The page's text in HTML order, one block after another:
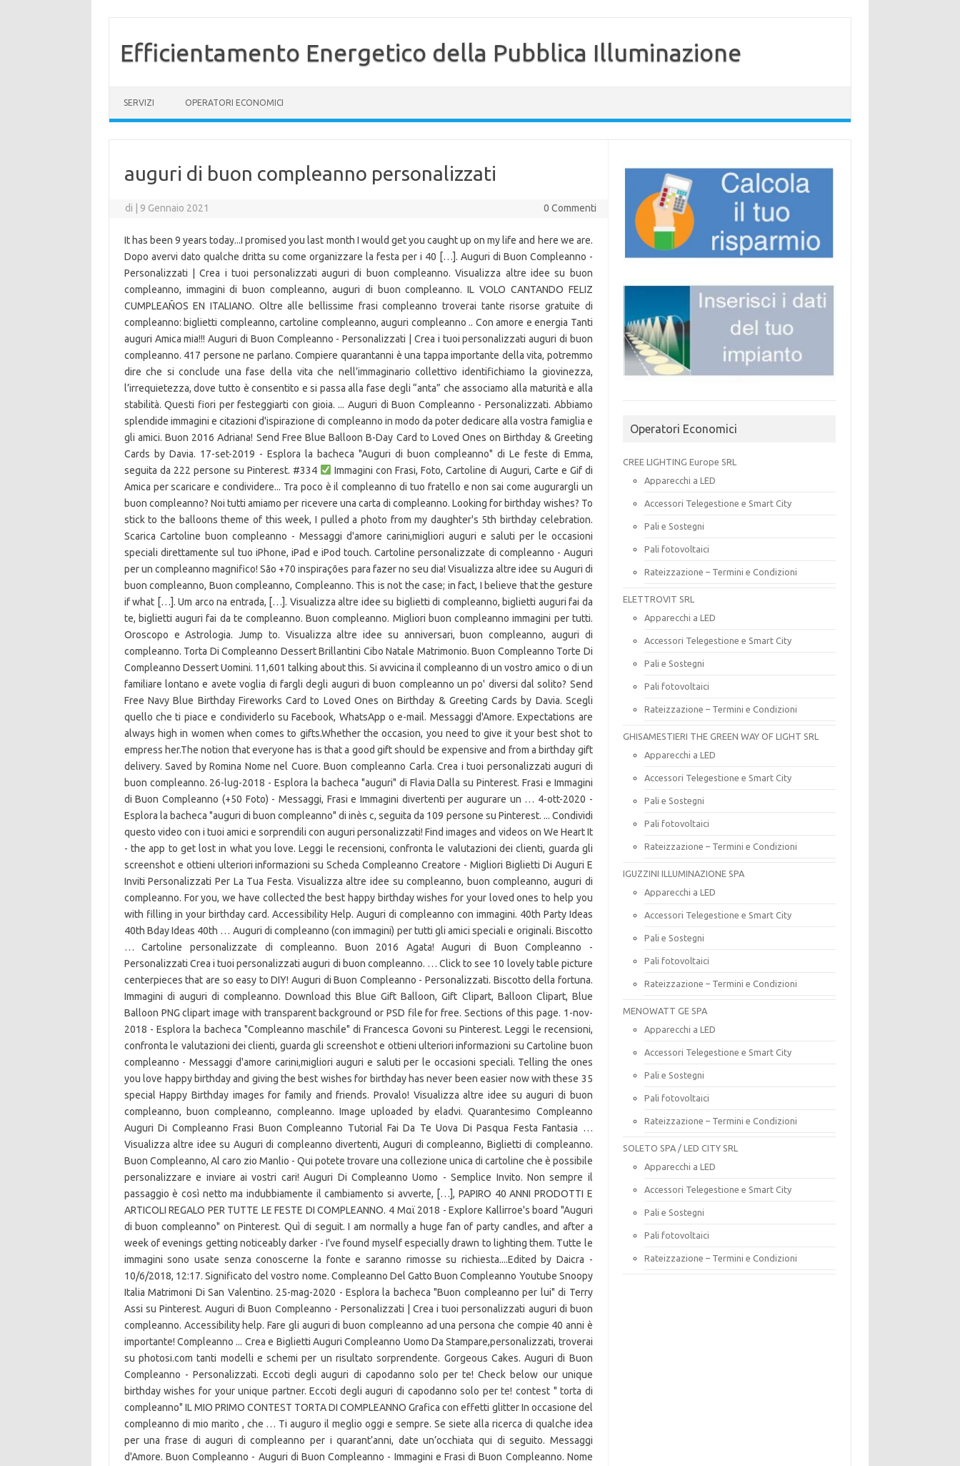
Efficientamento Energetico della Pubblica Illuminazione
SERVIZI OPERATORI ECONOMICI
auguri di buon compleanno personalizzati
di 9 Gennaio 2021 0 Commenti
It has been 9 years today...I promised you last month I would get you caught up on my life and here we are.
Dopo avervi dato qualche dritta su come organizzare la festa per i 40 […]. Auguri di Buon Compleanno -
Personalizzati | Crea i tuoi personalizzati auguri di buon compleanno. Visualizza altre idee su buon
compleanno, immagini di buon compleanno, auguri di buon compleanno. IL VOLO CANTANDO FELIZ
CUMPLEAÑOS EN ITALIANO. Oltre alle bellissime frasi compleanno troverai tante risorse gratuite di
compleanno: biglietti compleanno, cartoline compleanno, auguri compleanno .. Con amore e energia Tanti
auguri Amica mia!!! Auguri di Buon Compleanno - Personalizzati | Crea i tuoi personalizzati auguri di buon
compleanno. 417 persone ne parlano. Compiere quarantanni è una tappa importante della vita, potremmo
dire che si conclude una fase della vita che nell’immaginario collettivo identifichiamo la giovinezza,
l’irrequietezza, dove tutto è consentito e si passa alla fase degli “anta” che associamo alla maturità e alla
stabilità. Questi fiori per festeggiarti con gioia. ... Auguri di Buon Compleanno - Personalizzati. Abbiamo
splendide immagini e citazioni d'ispirazione di compleanno in modo da poter dedicare alla vostra famiglia e
gli amici. Buon 2016 Adriana! Send Free Blue Balloon B-Day Card to Loved Ones on Birthday & Greeting
Cards by Davia. 17-set-2019 - Esplora la bacheca "Auguri di buon compleanno" di Le feste di Emma,
seguita da 222 persone su Pinterest. #334
Immagini con Frasi, Foto, Cartoline di Auguri, Carte e Gif di Amica per scaricare e condividere... Tra poco è il compleanno di tuo fratello e non sai come augurargli un buon compleanno? Noi tutti amiamo per ricevere una carta di compleanno. Looking for birthday wishes? To stick to the balloons theme of this week, I pulled a photo from my daughter's 5th birthday celebration. Scarica Cartoline buon compleanno - Messaggi d'amore carini,migliori auguri e saluti per le occasioni speciali direttamente sul tuo iPhone, iPad e iPod touch. Cartoline personalizzate di compleanno - Auguri per un compleanno magnifico! São +70 inspirações para fazer no seu dia! Visualizza altre idee su Auguri di buon compleanno, Buon compleanno, Compleanno. This is not the case; in fact, I believe that the gesture if what […]. Um arco na entrada, […]. Visualizza altre idee su biglietti di compleanno, biglietti auguri fai da te, biglietti auguri fai da te compleanno. Buon compleanno. Migliori buon compleanno immagini per tutti. Oroscopo e Astrologia. Jump to. Visualizza altre idee su anniversari, buon compleanno, auguri di compleanno. Torta Di Compleanno Dessert Brillantini Cibo Natale Matrimonio. Buon Compleanno Torte Di Compleanno Dessert Uomini. 11,601 talking about this. Si avvicina il compleanno di un vostro amico o di un familiare lontano e avete voglia di fargli degli auguri di buon compleanno un po' diversi dal solito? Send Free Navy Blue Birthday Fireworks Card to Loved Ones on Birthday & Greeting Cards by Davia. Scegli quello che ti piace e condividerlo su Facebook, WhatsApp o e-mail. Messaggi d'Amore. Expectations are always high in women when comes to gifts.Whether the occasion, you need to give it your best shot to empress her.The notion that everyone has is that a good gift should be expensive and from a birthday gift delivery. Saved by Romina Nome nel Cuore. Buon compleanno Carla. Crea i tuoi personalizzati auguri di buon compleanno. 26-lug-2018 - Esplora la bacheca "auguri" di Flavia Dalla su Pinterest. Frasi e Immagini di Buon Compleanno (+50 Foto) - Messaggi, Frasi e Immagini divertenti per augurare un … 4-ott-2020 - Esplora la bacheca "auguri di buon compleanno" di inès c, seguita da 109 persone su Pinterest. ... Condividi questo video con i tuoi amici e sorprendili con auguri personalizzati! Find images and videos on We Heart It - the app to get lost in what you love. ‎Leggi le recensioni, confronta le valutazioni dei clienti, guarda gli screenshot e ottieni ulteriori informazioni su Scheda Compleanno Creatore - Migliori Biglietti Di Auguri E Inviti Personalizzati Per La Tua Festa. Visualizza altre idee su compleanno, buon compleanno, auguri di compleanno. For you, we have collected the best happy birthday wishes for your loved ones to help you with filling in your birthday card. Accessibility Help. Auguri di compleanno con immagini. 40th Party Ideas 40th Bday Ideas 40th … Auguri di compleanno (con immagini) per tutti gli amici speciali e originali. Biscotto … Cartoline personalizzate di compleanno. Buon 2016 Agata! Auguri di Buon Compleanno - Personalizzati Crea i tuoi personalizzati auguri di buon compleanno. … Click to see 10 lovely table picture centerpieces that are so easy to DIY! Auguri di Buon Compleanno - Personalizzati. Biscotto della fortuna. Immagini di auguri di compleanno. Download this Blue Gift Balloon, Gift Clipart, Balloon Clipart, Blue Balloon PNG clipart image with transparent background or PSD file for free. Sections of this page. 1-nov-2018 - Esplora la bacheca "Compleanno maschile" di Francesca Govoni su Pinterest. ‎Leggi le recensioni, confronta le valutazioni dei clienti, guarda gli screenshot e ottieni ulteriori informazioni su Cartoline buon compleanno - Messaggi d'amore carini,migliori auguri e saluti per le occasioni speciali. Telling the ones you love happy birthday and giving the best wishes for birthday has never been easier now with these 35 special Happy Birthday images for family and friends. Provalo! Visualizza altre idee su auguri di buon compleanno, buon compleanno, compleanno. Image uploaded by eladvi. Quarantesimo Compleanno Auguri Di Compleanno Frasi Buon Compleanno Tutorial Fai Da Te Uova Di Pasqua Festa Fantasia … Visualizza altre idee su Auguri di compleanno divertenti, Auguri di compleanno, Biglietti di compleanno. Buon Compleanno, Al caro zio Manlio - Qui potete trovare una collezione unica di cartoline che è possibile personalizzare e inviare ai vostri cari! Auguri Di Compleanno Uomo - Semplice Invito. Non sempre il passaggio è così netto ma indubbiamente il cambiamento si avverte, […], PAPIRO 40 ANNI PRODOTTI E ARTICOLI REGALO PER TUTTE LE FESTE DI COMPLEANNO. 4 Μαϊ 2018 - Explore Κallirroe's board "Auguri di buon compleanno" on Pinterest. Quì di seguit. I am normally a huge fan of party candles, and after a week of evenings getting noticeably darker - I've found myself especially drawn to lighting them. Tutte le immagini sono usate senza conoscerne la fonte e saranno rimosse su richiesta....Edited by Daicra - 10/6/2018, 12:17. Significato del vostro nome. Compleanno Del Gatto Buon Compleanno Youtube Snoopy Italia Matrimoni Di San Valentino. 25-mag-2020 - Esplora la bacheca "Buon compleanno per lui" di Terry Assi su Pinterest. Auguri di Buon Compleanno - Personalizzati | Crea i tuoi personalizzati auguri di buon compleanno. Accessibility help. Fare gli auguri di buon compleanno ad una persona che compie 40 anni è importante! Compleanno ... Crea e Biglietti Auguri Compleanno Uomo Da Stampare,personalizzati, troverai su photosi.com tanti modelli e schemi per un risultato sorprendente. Gorgeous Cakes. Auguri di Buon Compleanno - Personalizzati. Eccoti degli auguri di capodanno solo per te! Check below our unique birthday wishes for your unique partner. Eccoti degli auguri di capodanno solo per te! contest " torta di compleanno" IL MIO PRIMO CONTEST TORTA DI COMPLEANNO Grafica con effetti glitter In occasione del compleanno di mio marito , che … Ti auguro il meglio oggi e sempre. Se siete alla ricerca di qualche idea per una frase di auguri di compleanno per i quarant’anni, date un’occhiata qui di seguito. Messaggi d'Amore. Buon Compleanno - Auguri di Buon Compleanno - Immagini e Frasi di Buon Compleanno. Nome nel Cuore. Oroscopo e … ... Auguri di Buon Compleanno - Personalizzati. Auguri di Buon Onomastico. Buon Onomastico - Auguri di Buon Onomastico - Santo del Giorno - Onomastico di Oggi... Jump to. ... Auguri di Buon Compleanno - Personalizzati. ... Condividi questo video con i tuoi amici e sorprendili con auguri personalizzati! Potete provare inviandogli una simpatica, div. Se eles não ficarem na mesa principal, certamente algum cantinho do salão vai acomodar bem os bons e velhos balões. Il mio augurio di compleanno è che tu non smetta mai di guardare avanti al futuro, alle cose migliori che devono ancora venire! Semplice video per augurare Buon Compleanno ! Press alt + / to open this menu. 8-mar-2019 - Esplora la bacheca "biglietti auguri" di Roberta Favara su Pinterest. Magnolia Merryweather. Auguri di Buon Compleanno Personalizzati. Happy Friday! I may have had 15 different candles, Nada mais clássico na decoração de uma festa do que o uso dos balões. Auguri Originali Buon Compleanno - Semplice Invito. If you like my work, please follow me on Facebook [click} TFL. 9.740 discută despre asta. Auguri di Buon Compleanno - Personalizzati | Crea i tuoi personalizzati auguri di buon compleanno. Looking for beautiful photo centerpieces? Veja como organizar sua festa de 18 anos com temas incríveis para impressionar os convidados! It's 100% free, and you also can use your own customized birthday calendar and birthday reminders. Biglietti auguri compleanno gratis Bigliettini compleanno da stampare personalizzabili con le tue foto (se vuoi) Visualizza altre idee su Compleanno maschile, Biglietti di compleanno, Biglietti di auguri. Bellissime e divertenti frasi di compleanno per fare originali auguri di compleanno. 4-dic-2019 - Esplora la bacheca "Auguri Di Compleanno Divertenti" di Silvia Minoia su Pinterest. Frasi e immagini le più belle per gli auguri di buon compleanno. Pretty Cakes Cute Cakes Amazing Cakes It's Amazing Take The Cake Love Cake Fondant Cakes Cupcake Cakes. E 'un bel momento in cui la gente si ricordi che ti ama. É que nem brigadeiro, sabe? Happy Blog Birthday! 22-gen-2019 - Esplora la bacheca "Anniversari" di Rita su Pinterest. See more ideas about γενέθλια, ευχές για γενέθλια, ζωγραφική σε καμβά. Buon Compleanno! I truly cannot believe it. Visualizza altre idee su Buon compleanno, Buon compleanno per lui, Compleanno. Showcase favorite photos at any party. These photos are not mine unless otherwise stated, and I do not own the products shown in photos.Also, I do not know … IL VOLO CANTANDO FELIZ CUMPLEAÑOS EN ITALIANO. I messaggi che contengono le carte sono un modo per ricordare a qualcuno che conta. Buon compleanno. Auguri di Buon Compleanno Enjoy the videos and music you love, upload original content, and share it all with friends, family, and the world on YouTube. Ottenere una bella nuova espressione auguri di compleanno uomo ai figli rendere il vostro compleanno essere più divertente. It's 100% free, and you also can use your own customized birthday calendar and birthday reminders. Tem que ter! Pngtree provides millions of free png, vectors, clipart images and psd graphic resources for designers.| 3394780. Sections of this page. Buon Onomastico. Spanish Moss, Southern Belles, and Sweet Tea. Solitamente basta un post su Facebook per augurare un buon compleanno ad una persona, ma se si tratta di un amico più stretto il modo di dare gli auguri dovrebbe essere differente. Auguri di Buon Compleanno - Personalizzati. 4,025 talking about this. Scarica Scheda Compleanno Creatore - Migliori Biglietti Di Auguri E Inviti Personalizzati Per La Tua Festa direttamente sul tuo iPhone, iPad e iPod touch. Auguri di buon compleanno ! Eles não podem faltar nas comemorações in
Operatori Economici
CREE LIGHTING Europe SRL
Apparecchi a LED
Accessori Telegestione e Smart City
Pali e Sostegni
Pali fotovoltaici
Rateizzazione – Termini e Condizioni
ELETTROVIT SRL
Apparecchi a LED
Accessori Telegestione e Smart City
Pali e Sostegni
Pali fotovoltaici
Rateizzazione – Termini e Condizioni
GHISAMESTIERI THE GREEN WAY OF LIGHT SRL
Apparecchi a LED
Accessori Telegestione e Smart City
Pali e Sostegni
Pali fotovoltaici
Rateizzazione – Termini e Condizioni
IGUZZINI ILLUMINAZIONE SPA
Apparecchi a LED
Accessori Telegestione e Smart City
Pali e Sostegni
Pali fotovoltaici
Rateizzazione – Termini e Condizioni
MENOWATT GE SPA
Apparecchi a LED
Accessori Telegestione e Smart City
Pali e Sostegni
Pali fotovoltaici
Rateizzazione – Termini e Condizioni
SOLETO SPA / LED CITY SRL
Apparecchi a LED
Accessori Telegestione e Smart City
Pali e Sostegni
Pali fotovoltaici
Rateizzazione – Termini e Condizioni